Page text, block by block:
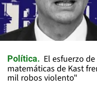
Política
El esfuerzo
matemáticas de Kast
mil robos violento"